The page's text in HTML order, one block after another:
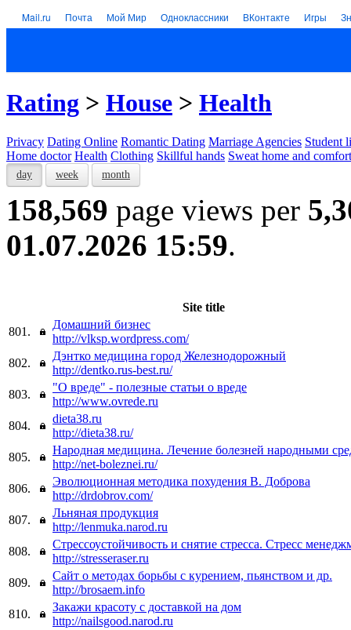
Mail.ru Почта Мой Мир Одноклассники ВКонтакте Игры
Rating > House > Health
Privacy Dating Online Romantic Dating Marriage Agencies Student
Home doctor Health Clothing Skillful hands Sweat home and comfort
day week month
158,569 page views per
01.07.2026 15:59.
Site title
801.
Домашний бизнес
http://vlksp.wordpress.com/
802.
Дэнтко медицина город Железнодорожный
http://dentko.rus-best.ru/
803.
"О вреде" - полезные статьи о вреде
http://www.ovrede.ru
804.
dieta38.ru
http://dieta38.ru/
805.
Народная медицина. Лечение болезней народными
http://net-boleznei.ru/
806.
Эволюционная методика похудения В. Доброва
http://drdobrov.com/
807.
Льняная продукция
http://lenmuka.narod.ru
808.
Стрессоустойчивость и снятие стресса. Стресс
http://stresseraser.ru
809.
Сайт о методах борьбы с курением, пьянством и др.
http://brosaem.info
810.
Закажи красоту с доставкой на дом
http://nailsgood.narod.ru